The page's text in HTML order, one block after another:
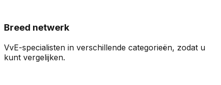
Breed netwerk
VvE-specialisten in verschillende categorieën, zodat u
kunt vergelijken.